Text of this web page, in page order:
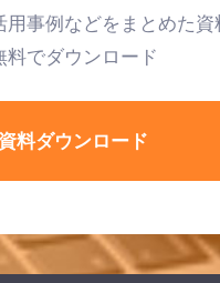
用事例などをまとめた資
料でダウンロード
資料ダウンロード